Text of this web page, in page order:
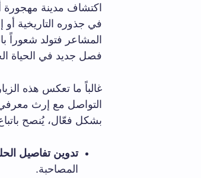
اكتشاف مدينة
في جذوره التاريخية أو
المشاعر فتولد شعوراً
فصل جديد في الحياة
غالباً ما تعكس هذه
التواصل مع إرث معرفي
بشكل فعّال، يُنصح
تدوين تفاصيل
المصاحبة.